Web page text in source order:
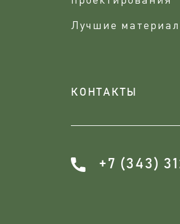
Лучшие
КОНТАКТЫ
+7 (343)